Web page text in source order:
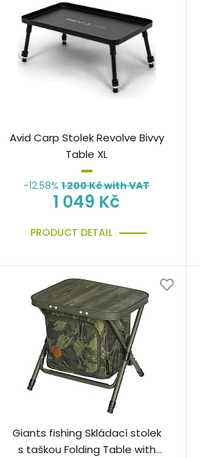
Avid Carp Stolek Revolve Bivvy
Table XL
-12.58% 1 200Kč with VAT
1 049 Kč
PRODUCT DETAIL
Giants fishing Skládací stolek
s taškou Folding Table with